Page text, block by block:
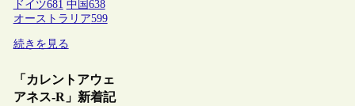
ドイツ681 中国 638
オーストラリア599
続きを見る
「カレントアウェ
アネス-R」新着記